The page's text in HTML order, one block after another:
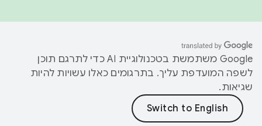
‫Google משתמשת בטכנולוגיית AI כדי לתרגם תוכן
לשפה המועדפת עליך. בתרגומים כאלו עשויות להיות
שגיאות.